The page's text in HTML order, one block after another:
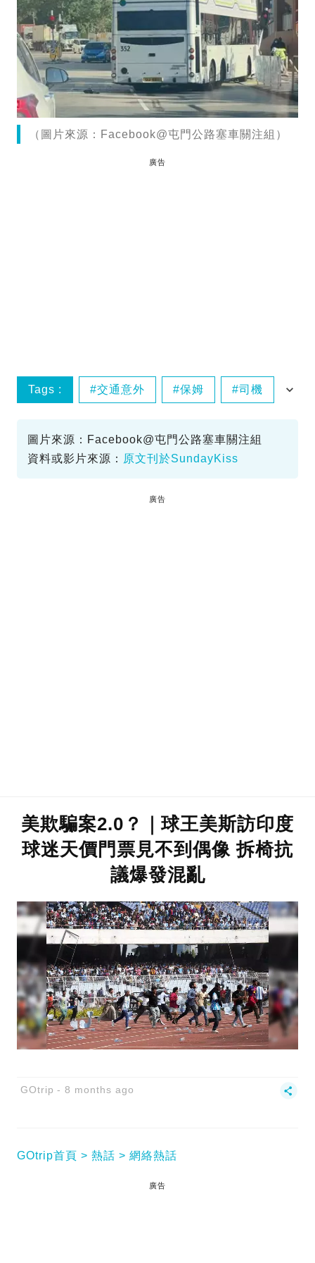
（圖片來源：Facebook@屯門公路塞車關注組）
廣告
Tags : 交通意外 保姆 司機
圖片來源：Facebook@屯門公路塞車關注組
資料或影片來源： 原文刊於SundayKiss
廣告
美欺騙案2.0？｜球王美斯訪印度
球迷天價門票見不到偶像 拆椅抗
議爆發混亂
GOtrip 8 months ago
GOtrip首頁 熱話 網絡熱話
廣告